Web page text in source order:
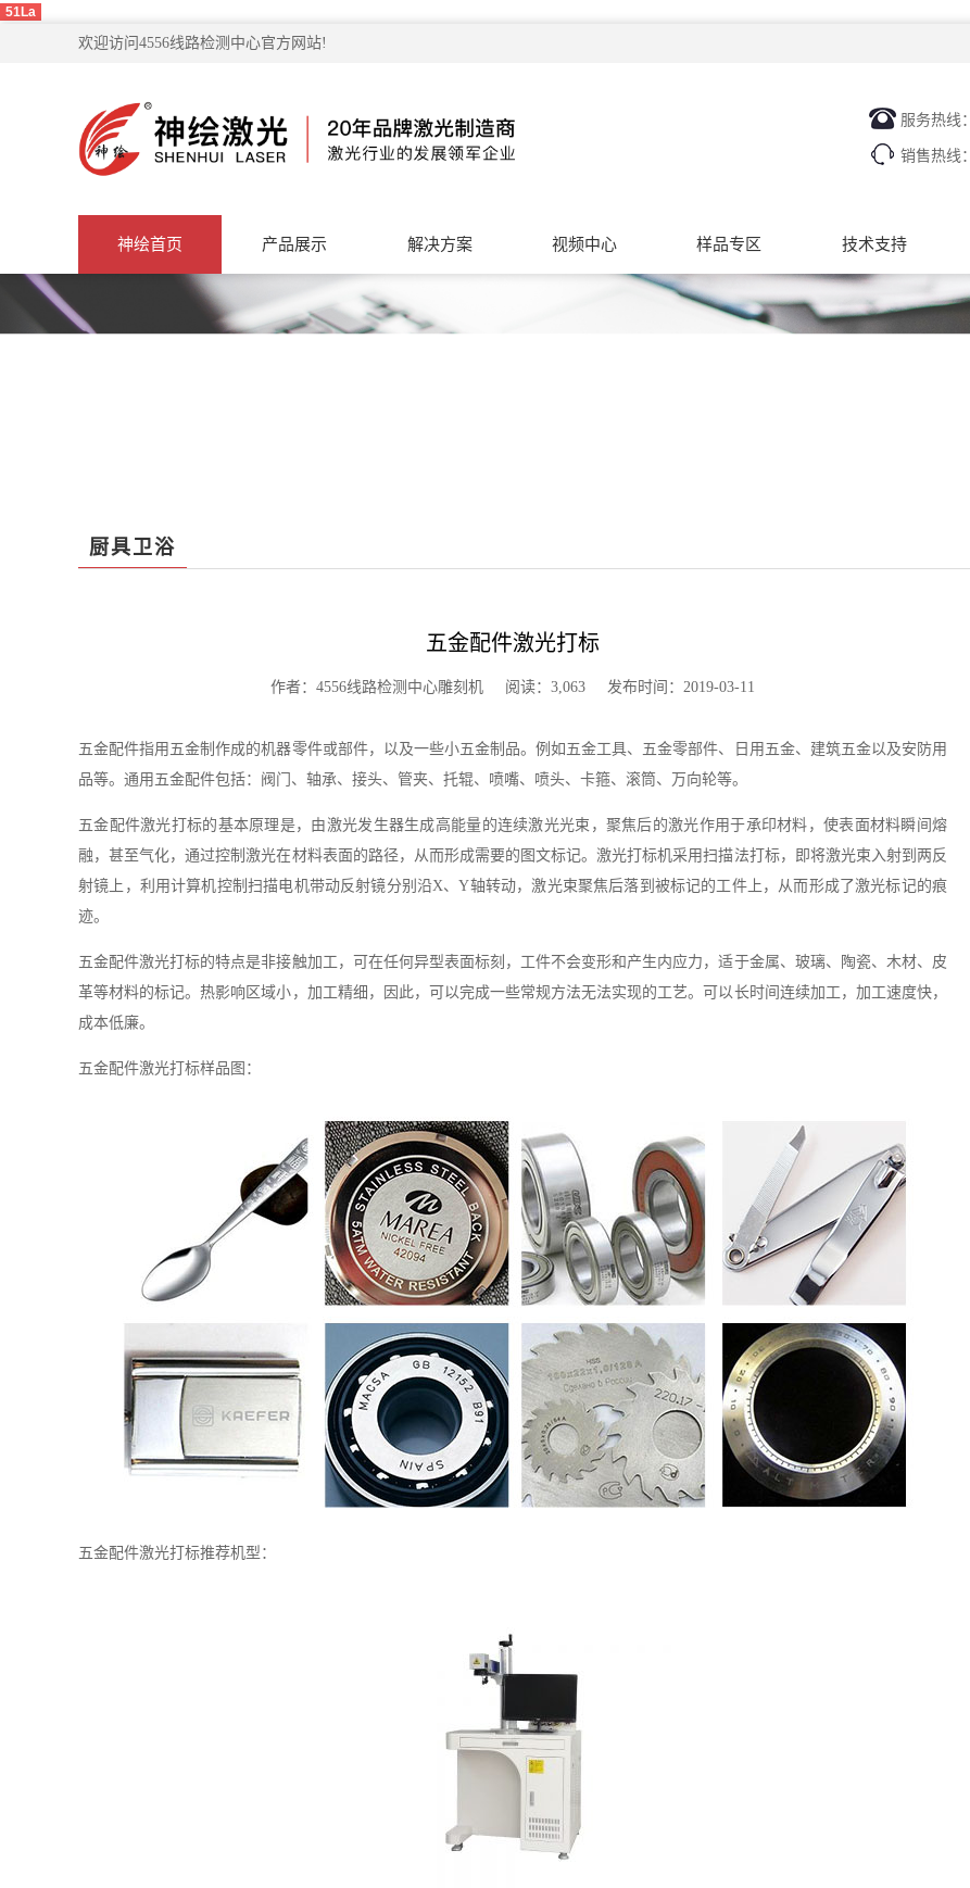
51La
欢迎访问4556线路检测中心官方网站!
服务热线：
销售热线：
神绘首页 产品展示 解决方案 视频中心 样品专区 技术支持
厨具卫浴
五金配件激光打标
作者：4556线路检测中心雕刻机 阅读：3,063 发布时间：2019-03-11
五金配件指用五金制作成的机器零件或部件，以及一些小五金制品。例如五金工具、五金零部件、日用五金、建筑五金以及安防用
品等。通用五金配件包括：阀门、轴承、接头、管夹、托辊、喷嘴、喷头、卡箍、滚筒、万向轮等。
五金配件激光打标的基本原理是，由激光发生器生成高能量的连续激光光束，聚焦后的激光作用于承印材料，使表面材料瞬间熔
融，甚至气化，通过控制激光在材料表面的路径，从而形成需要的图文标记。激光打标机采用扫描法打标，即将激光束入射到两反
射镜上，利用计算机控制扫描电机带动反射镜分别沿X、Y轴转动，激光束聚焦后落到被标记的工件上，从而形成了激光标记的痕
迹。
五金配件激光打标的特点是非接触加工，可在任何异型表面标刻，工件不会变形和产生内应力，适于金属、玻璃、陶瓷、木材、皮
革等材料的标记。热影响区域小，加工精细，因此，可以完成一些常规方法无法实现的工艺。可以长时间连续加工，加工速度快，
成本低廉。
五金配件激光打标样品图：
五金配件激光打标推荐机型：